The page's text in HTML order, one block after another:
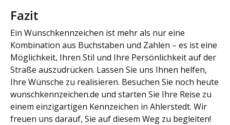
Fazit
Ein Wunschkennzeichen ist mehr als nur eine
Kombination aus Buchstaben und Zahlen – es ist eine
Möglichkeit, Ihren Stil und Ihre Persönlichkeit auf der
Straße auszudrücken. Lassen Sie uns Ihnen helfen,
Ihre Wünsche zu realisieren. Besuchen Sie noch heute
wunschkennzeichen.de und starten Sie Ihre Reise zu
einem einzigartigen Kennzeichen in Ahlerstedt. Wir
freuen uns darauf, Sie auf diesem Weg zu begleiten!